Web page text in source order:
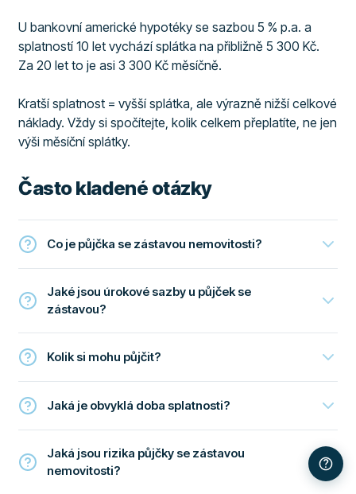
U bankovní americké hypotéky se sazbou 5 % p.a. a
splatností 10 let vychází splátka na přibližně 5 300 Kč.
Za 20 let to je asi 3 300 Kč měsíčně.
Kratší splatnost = vyšší splátka, ale výrazně nižší celkové
náklady. Vždy si spočítejte, kolik celkem přeplatíte, ne jen
výši měsíční splátky.
Často kladené otázky
Co je půjčka se zástavou nemovitosti?
Jaké jsou úrokové sazby u půjček se
zástavou?
Kolik si mohu půjčit?
Jaká je obvyklá doba splatnosti?
Jaká jsou rizika půjčky se zástavou
nemovitosti?